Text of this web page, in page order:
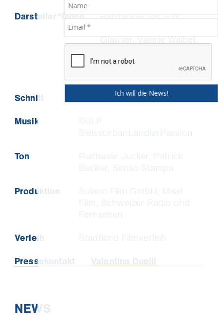
NEWS
Darsteller*innen
Barbara Buser, Eric
Glauser, Valérie Waibel,
Andreas Ruby, Marc
Angst, Anna Buser
Schnitt
Konstantin Gutscher
Musik
SULP
SwissUrbanLändlerPassion
Ton
Balthasar Jucker, Patrick
Becker, Senso Stampa
Produktion
Verleih
Pressekontakt